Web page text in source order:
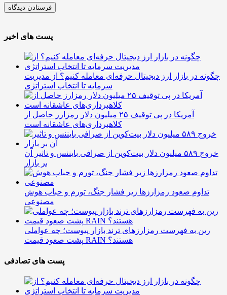
پست های اخیر
چگونه در بازار ارز دیجیتال حرفه‌ای معامله کنیم؟ از مدیریت
سرمایه تا انتخاب استراتژی
آمریکا در پی توقیف ۲۵ میلیون دلار رمزارز حاصل از
کلاهبرداری‌های عاشقانه است
خروج ۵۸۹ میلیون دلار بیت‌کوین از صرافی بایننس و تاثیر آن
بر بازار
تداوم صعود رمزارزها زیر فشار جنگ، تورم و حباب هوش
مصنوعی
رین به فهرست رمزارزهای ترند بازار پیوست؛ چه عواملی
پشت صعود قیمت RAIN هستند؟
پست های تصادفی